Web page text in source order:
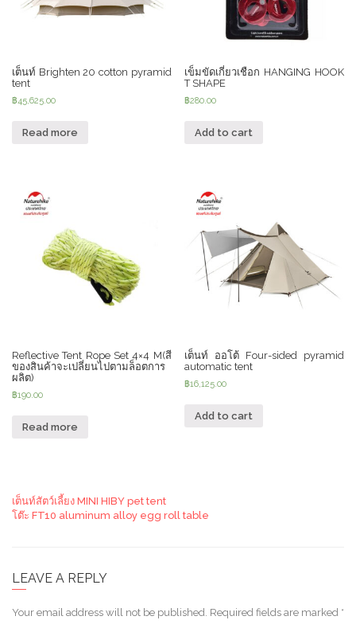
เต็นท์ Brighten 20 cotton pyramid
tent
฿45,625.00
Read more
เข็มขัดเกี่ยวเชือก HANGING HOOK
T SHAPE
฿280.00
Add to cart
Reflective Tent Rope Set 4×4 M(สี
ของสินค้าจะเปลี่ยนไปตามล็อตการ
ผลิต)
฿190.00
Read more
เต็นท์ ออโต้ Four-sided pyramid
automatic tent
฿16,125.00
Add to cart
เต็นท์สัตว์เลี้ยง MINI HIBY pet tent
โต๊ะ FT10 aluminum alloy egg roll table
LEAVE A REPLY
Your email address will not be published. Required fields are marked *